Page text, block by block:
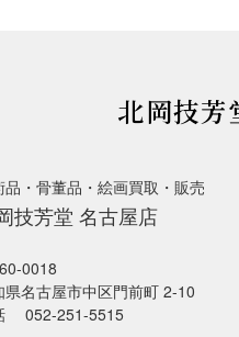
北岡技芳
品・骨董品・絵画買取・販売
技芳堂 名古屋店
0018
県名古屋市中区門前町 2-10
052-251-5515